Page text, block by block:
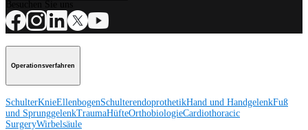
Operationsverfahren
SchulterKnieEllenbogenSchulterendoprothetikHand und HandgelenkFuß
und SprunggelenkTraumaHüfteOrthobiologieCardiothoracic
SurgeryWirbelsäule